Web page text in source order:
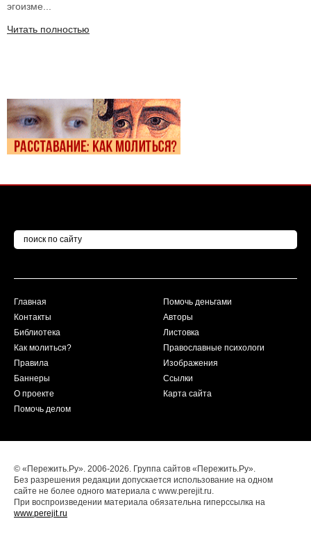
эгоизме...
Читать полностью
Главная
Контакты
Библиотека
Как молиться?
Правила
Баннеры
О проекте
Помочь делом
Помочь деньгами
Авторы
Листовка
Православные психологи
Изображения
Ссылки
Карта сайта
© «Пережить.Ру». 2006-2026. Группа сайтов «Пережить.Ру».
Без разрешения редакции допускается использование на одном
сайте не более одного материала с www.perejit.ru.
При воспроизведении материала обязательна гиперссылка на
www.perejit.ru